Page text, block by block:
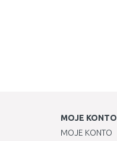
MOJE KONTO
MOJE KONTO